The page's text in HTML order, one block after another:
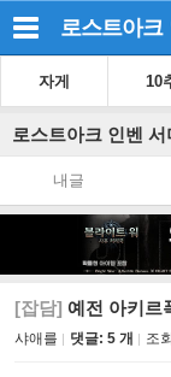
로스트아크
자게 10
로스트아크 인벤
내글
[잡담] 예전 아키르
샤애를 댓글: 5 개 조